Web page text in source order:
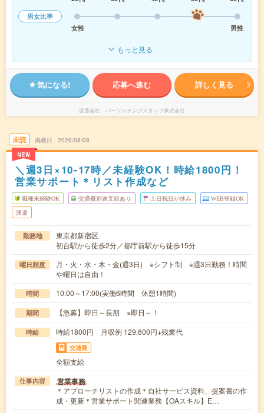
男女比率
女性
男性
もっと見る
気になる! 応募へ進む 詳しく見る
派遣会社 パーソルテンプスタッフ株式会社
未読
NEW
掲載日 2026/08/08
＼週3日×10-17時／未経験OK！時給1800円！
営業サポート＊リスト作成など
職種未経験OK 交通費別途支給あり 土日祝日が休み WEB登録OK
派遣
勤務地
東京都新宿区
初台駅から徒歩2分／都庁前駅から徒歩15分
曜日頻度
月・火・水・木・金(週3日) ※シフト制 ※週3日勤務！時間
や曜日は自由！
時間 10:00～17:00(実働6時間 休憩1時間)
期間 【急募】即日～長期 ※即日～！
時給 時給1800円 月収例 129,600円+残業代
交通費
全額支給
仕事内容 営業事務
＊アプローチリストの作成＊自社サービス資料、提案書の作
成・更新＊営業サポート関連業務【OAスキル】E…